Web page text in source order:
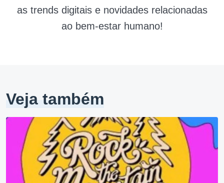
as trends digitais e novidades relacionadas
ao bem-estar humano!
Veja também